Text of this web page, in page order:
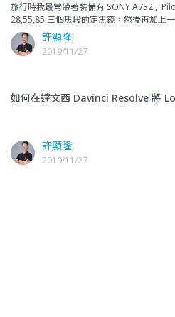
旅行時我最常帶著裝備有 SONY A7S2 ,
28,55,85 三個焦段的定焦鏡，然後再加上
鏡。變焦鏡因為光圈
許顯隆
2019/11/27
如何在達文西 Davinci Resolve 將
許顯隆
2019/11/27